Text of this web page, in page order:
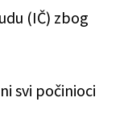
(IČ) zbog
svi počinioci